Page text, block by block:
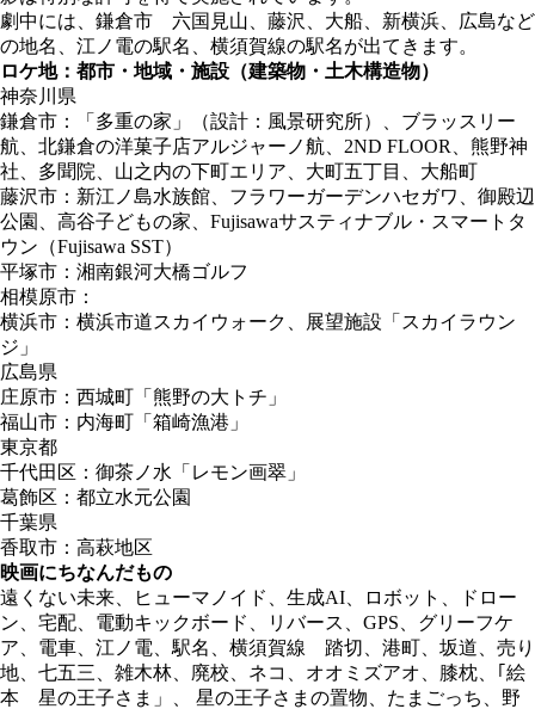
劇中には、鎌倉市 六国見山、藤沢、大船、新横浜、広島など
の地名、江ノ電の駅名、横須賀線の駅名が出てきます。
ロケ地：都市・地域・施設（建築物・土木構造物）
神奈川県
鎌倉市：「多重の家」（設計：風景研究所）、ブラッスリー
航、北鎌倉の洋菓子店アルジャーノ航、2ND FLOOR、熊野神
社、多聞院、山之内の下町エリア、大町五丁目、大船町
藤沢市：新江ノ島水族館、フラワーガーデンハセガワ、御殿辺
公園、高谷子どもの家、Fujisawaサスティナブル・スマートタ
ウン（Fujisawa SST）
平塚市：湘南銀河大橋ゴルフ
相模原市：
横浜市：横浜市道スカイウォーク、展望施設「スカイラウン
ジ」
広島県
庄原市：西城町「熊野の大トチ」
福山市：内海町「箱崎漁港」
東京都
千代田区：御茶ノ水「レモン画翠」
葛飾区：都立水元公園
千葉県
香取市：高萩地区
映画にちなんだもの
遠くない未来、ヒューマノイド、生成AI、ロボット、ドロー
ン、宅配、電動キックボード、リバース、GPS、グリーフケ
ア、電車、江ノ電、駅名、横須賀線 踏切、港町、坂道、売り
地、七五三、雑木林、廃校、ネコ、オオミズアオ、膝枕、｢絵
本 星の王子さま」、 星の王子さまの置物、たまごっち、野